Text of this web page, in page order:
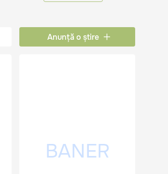
Anunță o știre